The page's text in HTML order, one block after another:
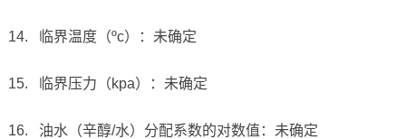
14. 临界温度（ºc）：未确定
15. 临界压力（kpa）：未确定
16. 油水（辛醇/水）分配系数的对数值：未确定